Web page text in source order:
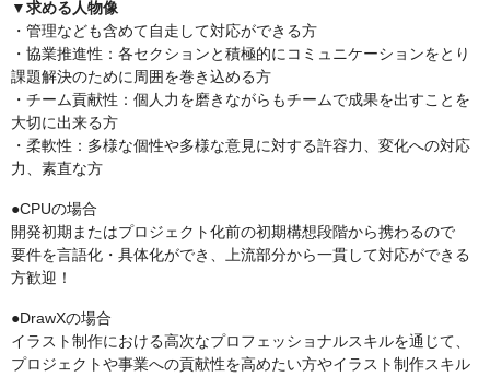
▼求める人物像
・管理なども含めて自走して対応ができる方
・協業推進性：各セクションと積極的にコミュニケーションをとり
課題解決のために周囲を巻き込める方
・チーム貢献性：個人力を磨きながらもチームで成果を出すことを
大切に出来る方
・柔軟性：多様な個性や多様な意見に対する許容力、変化への対応
力、素直な方
●CPUの場合
開発初期またはプロジェクト化前の初期構想段階から携わるので
要件を言語化・具体化ができ、上流部分から一貫して対応ができる
方歓迎！
●DrawXの場合
イラスト制作における高次なプロフェッショナルスキルを通じて、
プロジェクトや事業への貢献性を高めたい方やイラスト制作スキル